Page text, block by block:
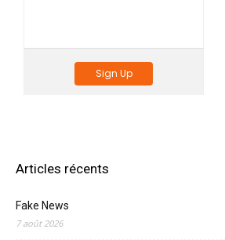
Sign Up
Articles récents
Fake News
7 août 2026